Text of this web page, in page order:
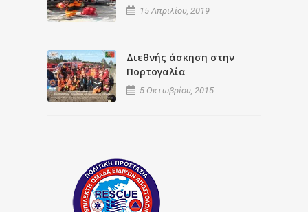
15 Απριλίου, 2019
Διεθνής άσκηση στην
Πορτογαλία
5 Οκτωβρίου, 2015